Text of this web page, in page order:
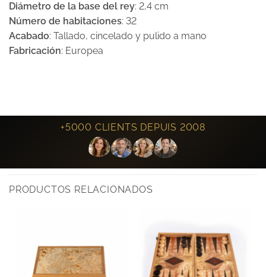
Diámetro de la base del rey: 2,4 cm
Número de habitaciones: 32
Acabado: Tallado, cincelado y pulido a mano
Fabricación: Europea
+5000 CLIENTS DEPUIS 2008
PRODUCTOS RELACIONADOS